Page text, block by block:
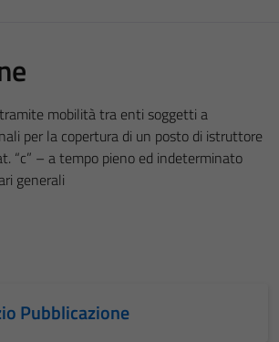
mobilità tra enti soggetti a
per la copertura di un posto di istruttore
“c” – a tempo pieno ed indeterminato
generali
Pubblicazione